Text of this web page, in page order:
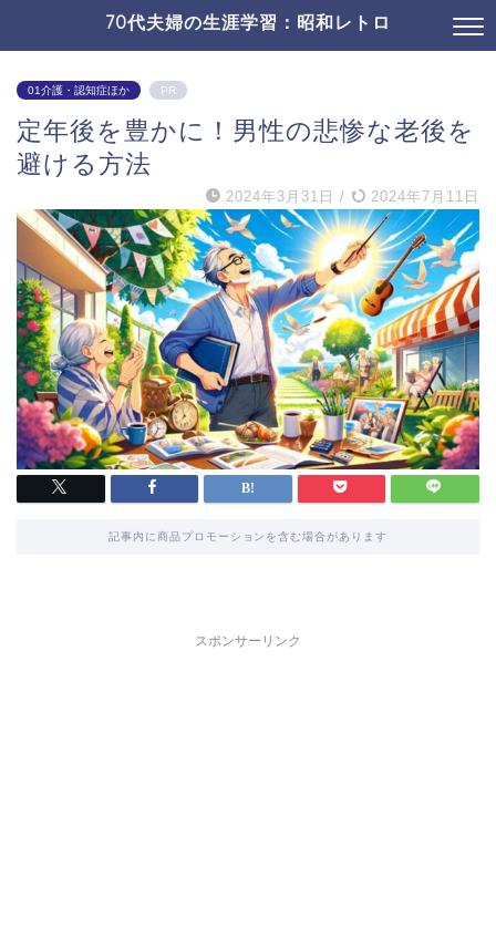
70代夫婦の生涯学習：昭和レトロ
01介護・認知症ほか PR
定年後を豊かに！男性の悲惨な老後を
避ける方法
2024年3月31日 / 2024年7月11日
記事内に商品プロモーションを含む場合があります
スポンサーリンク